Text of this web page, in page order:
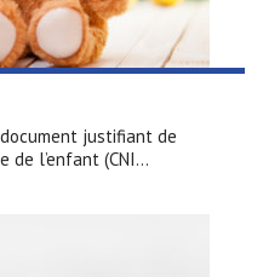
justifiant de
de l’enfant (CNI...